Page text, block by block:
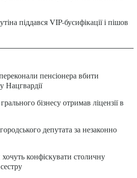
піддався VIP-бусифікації і пішов
пенсіонера вбити
Нацгвардії
бізнесу отримав ліцензії в
депутата за незаконно
конфіскувати столичну